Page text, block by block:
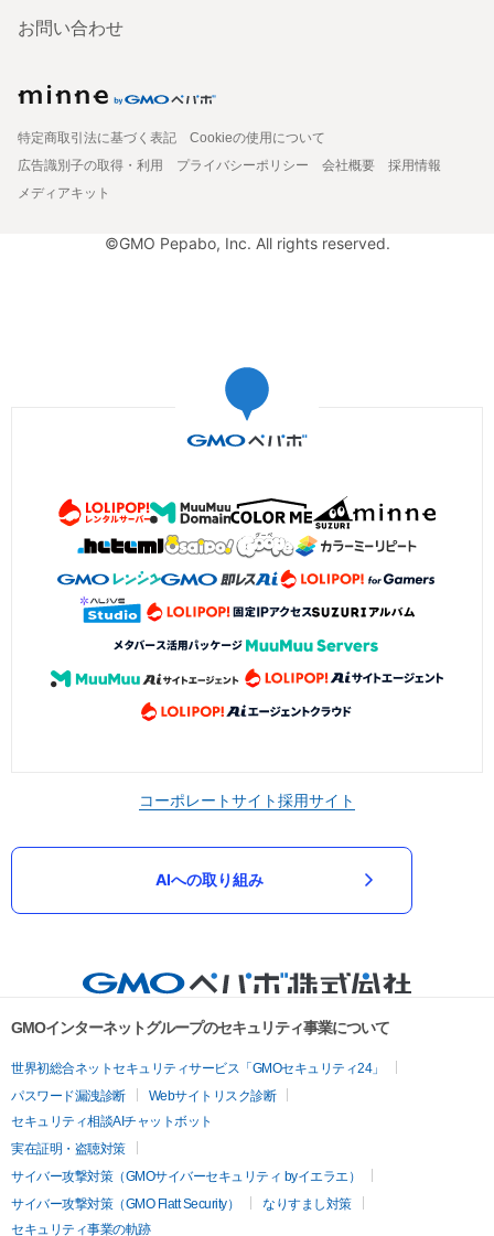
お問い合わせ
特定商取引法に基づく表記
Cookieの使用について
広告識別子の取得・利用
プライバシーポリシー 会社概要
採用情報
メディアキット
©GMO Pepabo, Inc. All rights reserved.
コーポレートサイト採用サイト
AIへの取り組み
GMOインターネットグループのセキュリティ事業について
世界初総合ネットセキュリティサービス「GMOセキュリティ24」
パスワード漏洩診断
Webサイトリスク診断
セキュリティ相談AIチャットボット
実在証明・盗聴対策
サイバー攻撃対策（GMOサイバーセキュリティ byイエラエ）
サイバー攻撃対策（GMO Flatt Security）
なりすまし対策
セキュリティ事業の軌跡